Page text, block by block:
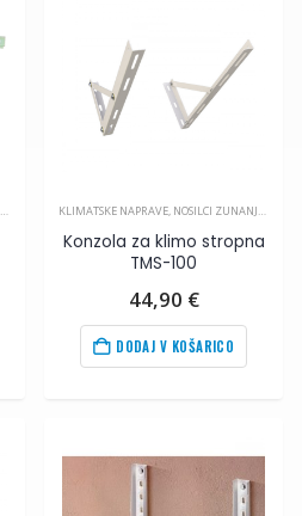
PRIBOR ZA KLIMA NAPRAVE
KLIMATSKE NAPRAVE, NOSILCI ZUNANJIH ENOT
Konzola za klimo stropna
TMS-100
44,90 €
DODAJ V KOŠARICO